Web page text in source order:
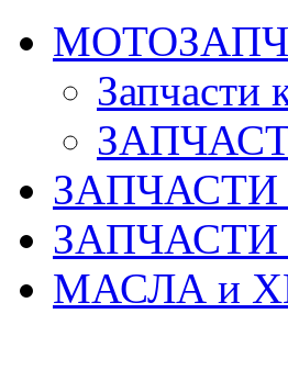
Запчасти
ЗАПЧАСТИ
ЗАПЧАСТИ
МАСЛА и